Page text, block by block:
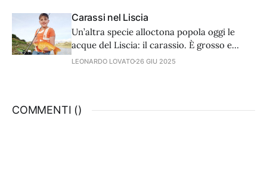
Carassi nel Liscia
Un’altra specie alloctona popola oggi le
acque del Liscia: il carassio. È grosso e
variamente colorato ma la pesca non è
LEONARDO LOVATO 26 GIU 2025
COMMENTI ()